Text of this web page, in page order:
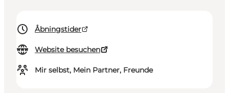
Åbningstider
Website besuchen
Mir selbst, Mein Partner, Freunde